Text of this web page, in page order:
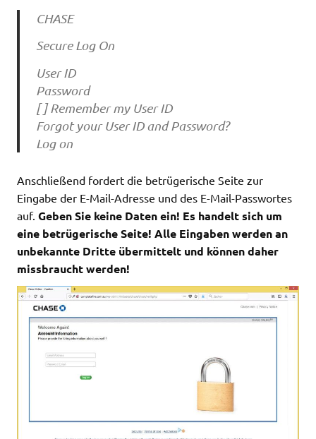
CHASE
Secure Log On
User ID
Password
[ ] Remember my User ID
Forgot your User ID and Password?
Log on
Anschließend fordert die betrügerische Seite zur
Eingabe der E-Mail-Adresse und des E-Mail-Passwortes
auf. Geben Sie keine Daten ein! Es handelt sich um
eine betrügerische Seite! Alle Eingaben werden an
unbekannte Dritte übermittelt und können daher
missbraucht werden!